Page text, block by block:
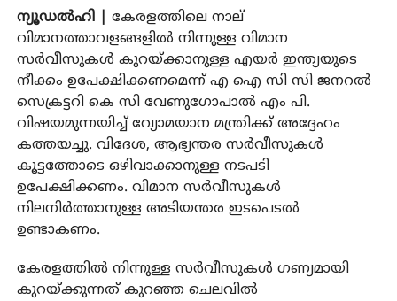
ന്യൂഡല്‍ഹി |
കേരളത്തിലെ നാല്
വിമാനത്താവളങ്ങളില്‍ നിന്നുള്ള വിമാന
സര്‍വീസുകള്‍ കുറയ്ക്കാനുള്ള എയര്‍ ഇന്ത്യയുടെ
നീക്കം ഉപേക്ഷിക്കണമെന്ന് എ ഐ സി സി ജനറല്‍
സെക്രട്ടറി കെ സി വേണുഗോപാല്‍ എം പി.
വിഷയമുന്നയിച്ച് വ്യോമയാന മന്ത്രിക്ക് അദ്ദേഹം
കത്തയച്ചു. വിദേശ, ആഭ്യന്തര സര്‍വീസുകള്‍
കൂട്ടത്തോടെ ഒഴിവാക്കാനുള്ള നടപടി
ഉപേക്ഷിക്കണം. വിമാന സര്‍വീസുകള്‍
നിലനിര്‍ത്താനുള്ള അടിയന്തര ഇടപെടല്‍
ഉണ്ടാകണം.
കേരളത്തില്‍ നിന്നുള്ള സര്‍വീസുകള്‍ ഗണ്യമായി
കുറയ്ക്കുന്നത് കുറഞ്ഞ ചെലവില്‍